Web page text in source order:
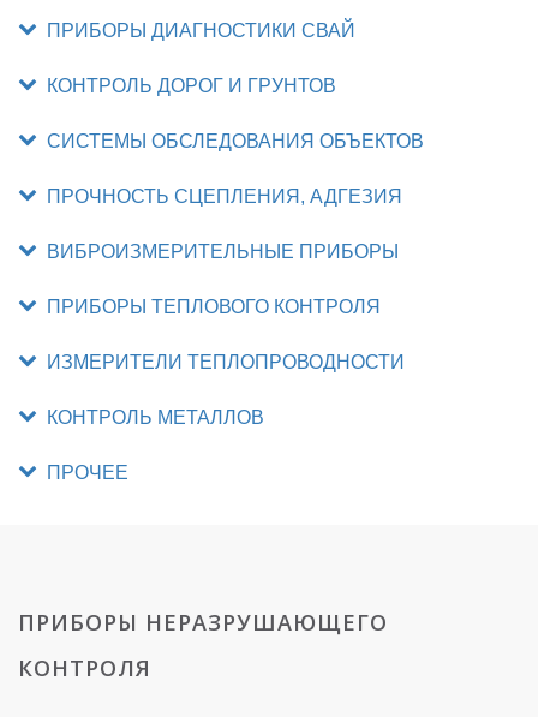
ПРИБОРЫ ДИАГНОСТИКИ СВАЙ
КОНТРОЛЬ ДОРОГ И ГРУНТОВ
СИСТЕМЫ ОБСЛЕДОВАНИЯ ОБЪЕКТОВ
ПРОЧНОСТЬ СЦЕПЛЕНИЯ, АДГЕЗИЯ
ВИБРОИЗМЕРИТЕЛЬНЫЕ ПРИБОРЫ
ПРИБОРЫ ТЕПЛОВОГО КОНТРОЛЯ
ИЗМЕРИТЕЛИ ТЕПЛОПРОВОДНОСТИ
КОНТРОЛЬ МЕТАЛЛОВ
ПРОЧЕЕ
ПРИБОРЫ НЕРАЗРУШАЮЩЕГО
КОНТРОЛЯ